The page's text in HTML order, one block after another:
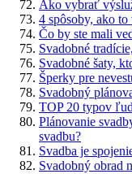
Ako vybrať
4 spôsoby, ako
Čo by ste mali
Svadobné
Svadobné šaty,
Šperky pre
Svadobný
TOP 20 typov
Plánovanie
svadbu?
Svadba je
Svadobný obrad